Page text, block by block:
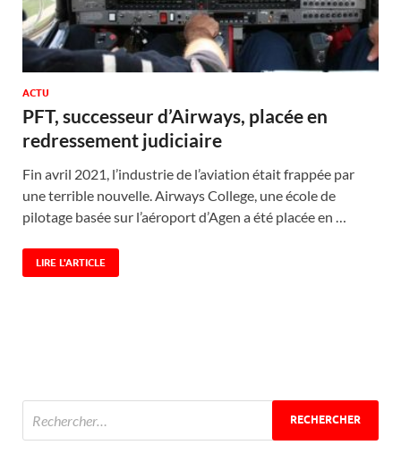
ACTU
PFT, successeur d’Airways, placée en
redressement judiciaire
Fin avril 2021, l’industrie de l’aviation était frappée par
une terrible nouvelle. Airways College, une école de
pilotage basée sur l’aéroport d’Agen a été placée en …
LIRE L'ARTICLE